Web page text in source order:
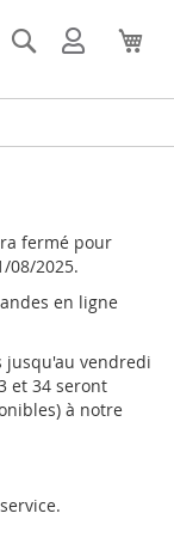
Rechercher
Mon
compte
fermé pour
08/2025.
en ligne
jusqu'au vendredi
et 34 seront
à notre